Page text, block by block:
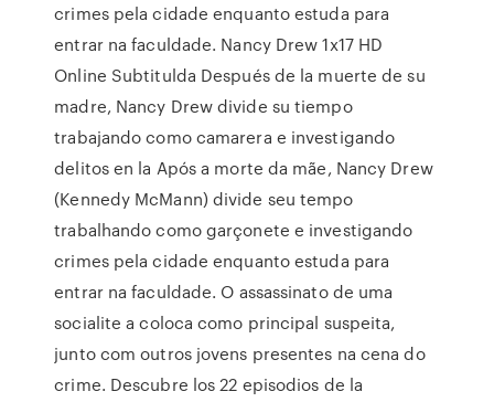
crimes pela cidade enquanto estuda para
entrar na faculdade. Nancy Drew 1x17 HD
Online Subtitulda Después de la muerte de su
madre, Nancy Drew divide su tiempo
trabajando como camarera e investigando
delitos en la Após a morte da mãe, Nancy Drew
(Kennedy McMann) divide seu tempo
trabalhando como garçonete e investigando
crimes pela cidade enquanto estuda para
entrar na faculdade. O assassinato de uma
socialite a coloca como principal suspeita,
junto com outros jovens presentes na cena do
crime. Descubre los 22 episodios de la